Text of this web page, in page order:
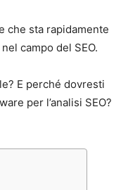
che sta rapidamente
campo del SEO.
E perché dovresti
per l’analisi SEO?